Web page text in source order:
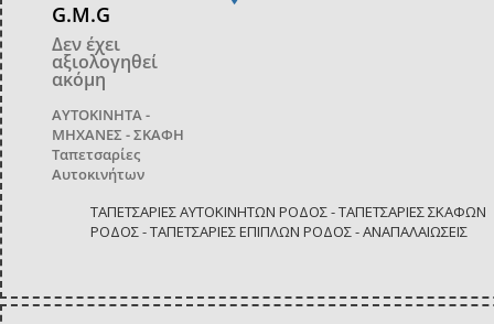
G.M.G
Δεν έχει
αξιολογηθεί
ακόμη
ΑΥΤΟΚΙΝΗΤΑ -
ΜΗΧΑΝΕΣ - ΣΚΑΦΗ
Ταπετσαρίες
Αυτοκινήτων
ΤΑΠΕΤΣΑΡΙΕΣ ΑΥΤΟΚΙΝΗΤΩΝ ΡΟΔΟΣ - ΤΑΠΕΤΣΑΡΙΕΣ ΣΚΑΦΩΝ
ΡΟΔΟΣ - ΤΑΠΕΤΣΑΡΙΕΣ ΕΠΙΠΛΩΝ ΡΟΔΟΣ - ΑΝΑΠΑΛΑΙΩΣΕΙΣ